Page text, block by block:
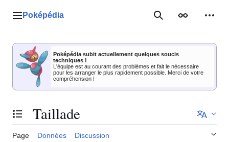
Menu principal
Poképédia RechercherApparence
Poképédia subit actuellement quelques soucis
techniques !
L'équipe est au courant des problèmes et fait le nécessaire
pour les arranger le plus rapidement possible. Merci de votre
compréhension !
Basculer la table des matières
Taillade
Page Données Discussion